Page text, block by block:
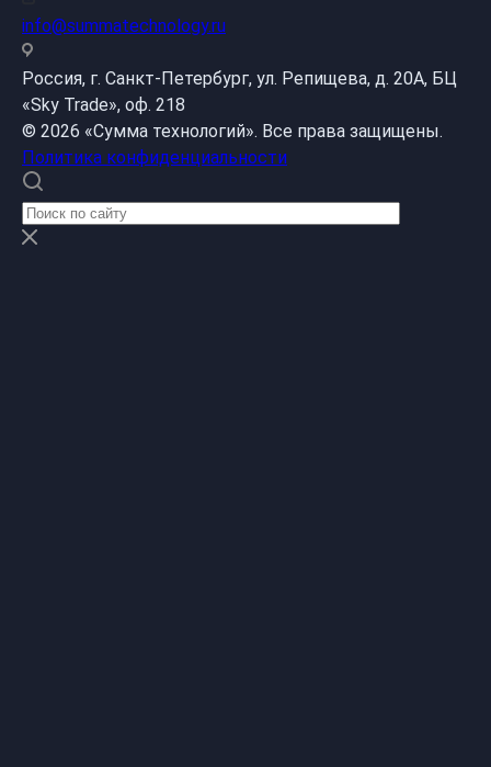
info@summatechnology.ru
Россия, г. Санкт-Петербург, ул. Репищева, д. 20А, БЦ
«Sky Trade», оф. 218
© 2026 «Сумма технологий». Все права защищены.
Политика конфиденциальности